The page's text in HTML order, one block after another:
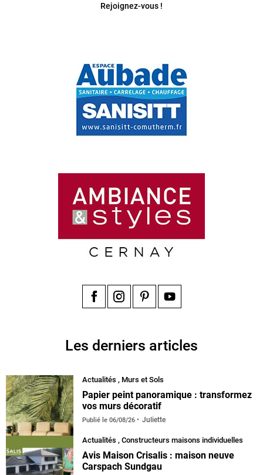
Rejoignez-vous !
Les derniers articles
Actualités , Murs et Sols
Papier peint panoramique : transformez
vos murs décoratif
Publié le 06/08/26 Juliette
Actualités , Constructeurs maisons individuelles
Avis Maison Crisalis : maison neuve
Carspach Sundgau